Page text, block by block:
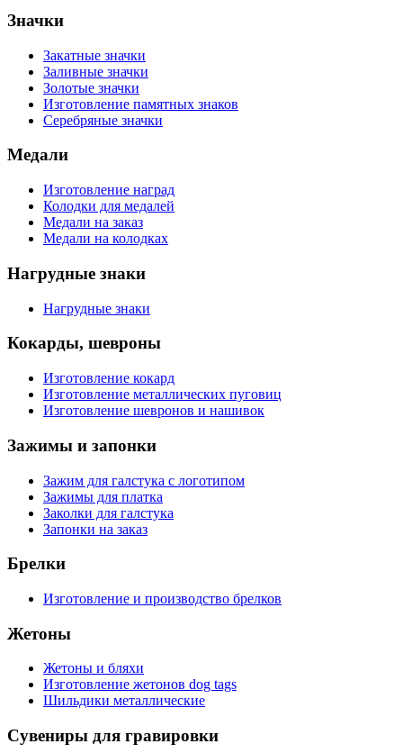
Значки
Закатные значки
Заливные значки
Золотые значки
Изготовление памятных знаков
Серебряные значки
Медали
Изготовление наград
Колодки для медалей
Медали на заказ
Медали на колодках
Нагрудные знаки
Нагрудные знаки
Кокарды, шевроны
Изготовление кокард
Изготовление металлических пуговиц
Изготовление шевронов и нашивок
Зажимы и запонки
Зажим для галстука с логотипом
Зажимы для платка
Заколки для галстука
Запонки на заказ
Брелки
Изготовление и производство брелков
Жетоны
Жетоны и бляхи
Изготовление жетонов dog tags
Шильдики металлические
Сувениры для гравировки